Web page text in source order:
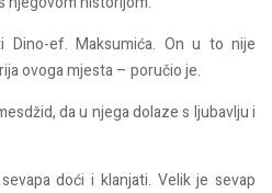
ef. Maksumića. On u to nije
ovoga mjesta – poručio je.
da u njega dolaze s ljubavlju i
doći i klanjati. Velik je sevap